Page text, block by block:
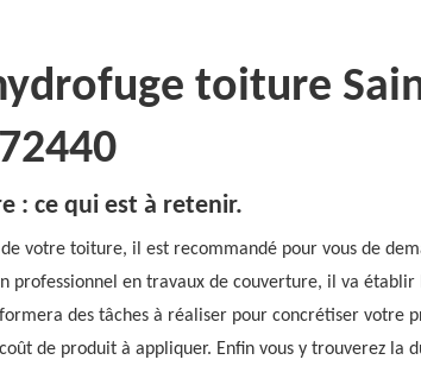
toiture
: ce qui est à retenir.
votre toiture, il est recommandé pour vous de
professionnel en travaux de couverture, il va établir
des tâches à réaliser pour concrétiser votre
de produit à appliquer. Enfin vous y trouverez la